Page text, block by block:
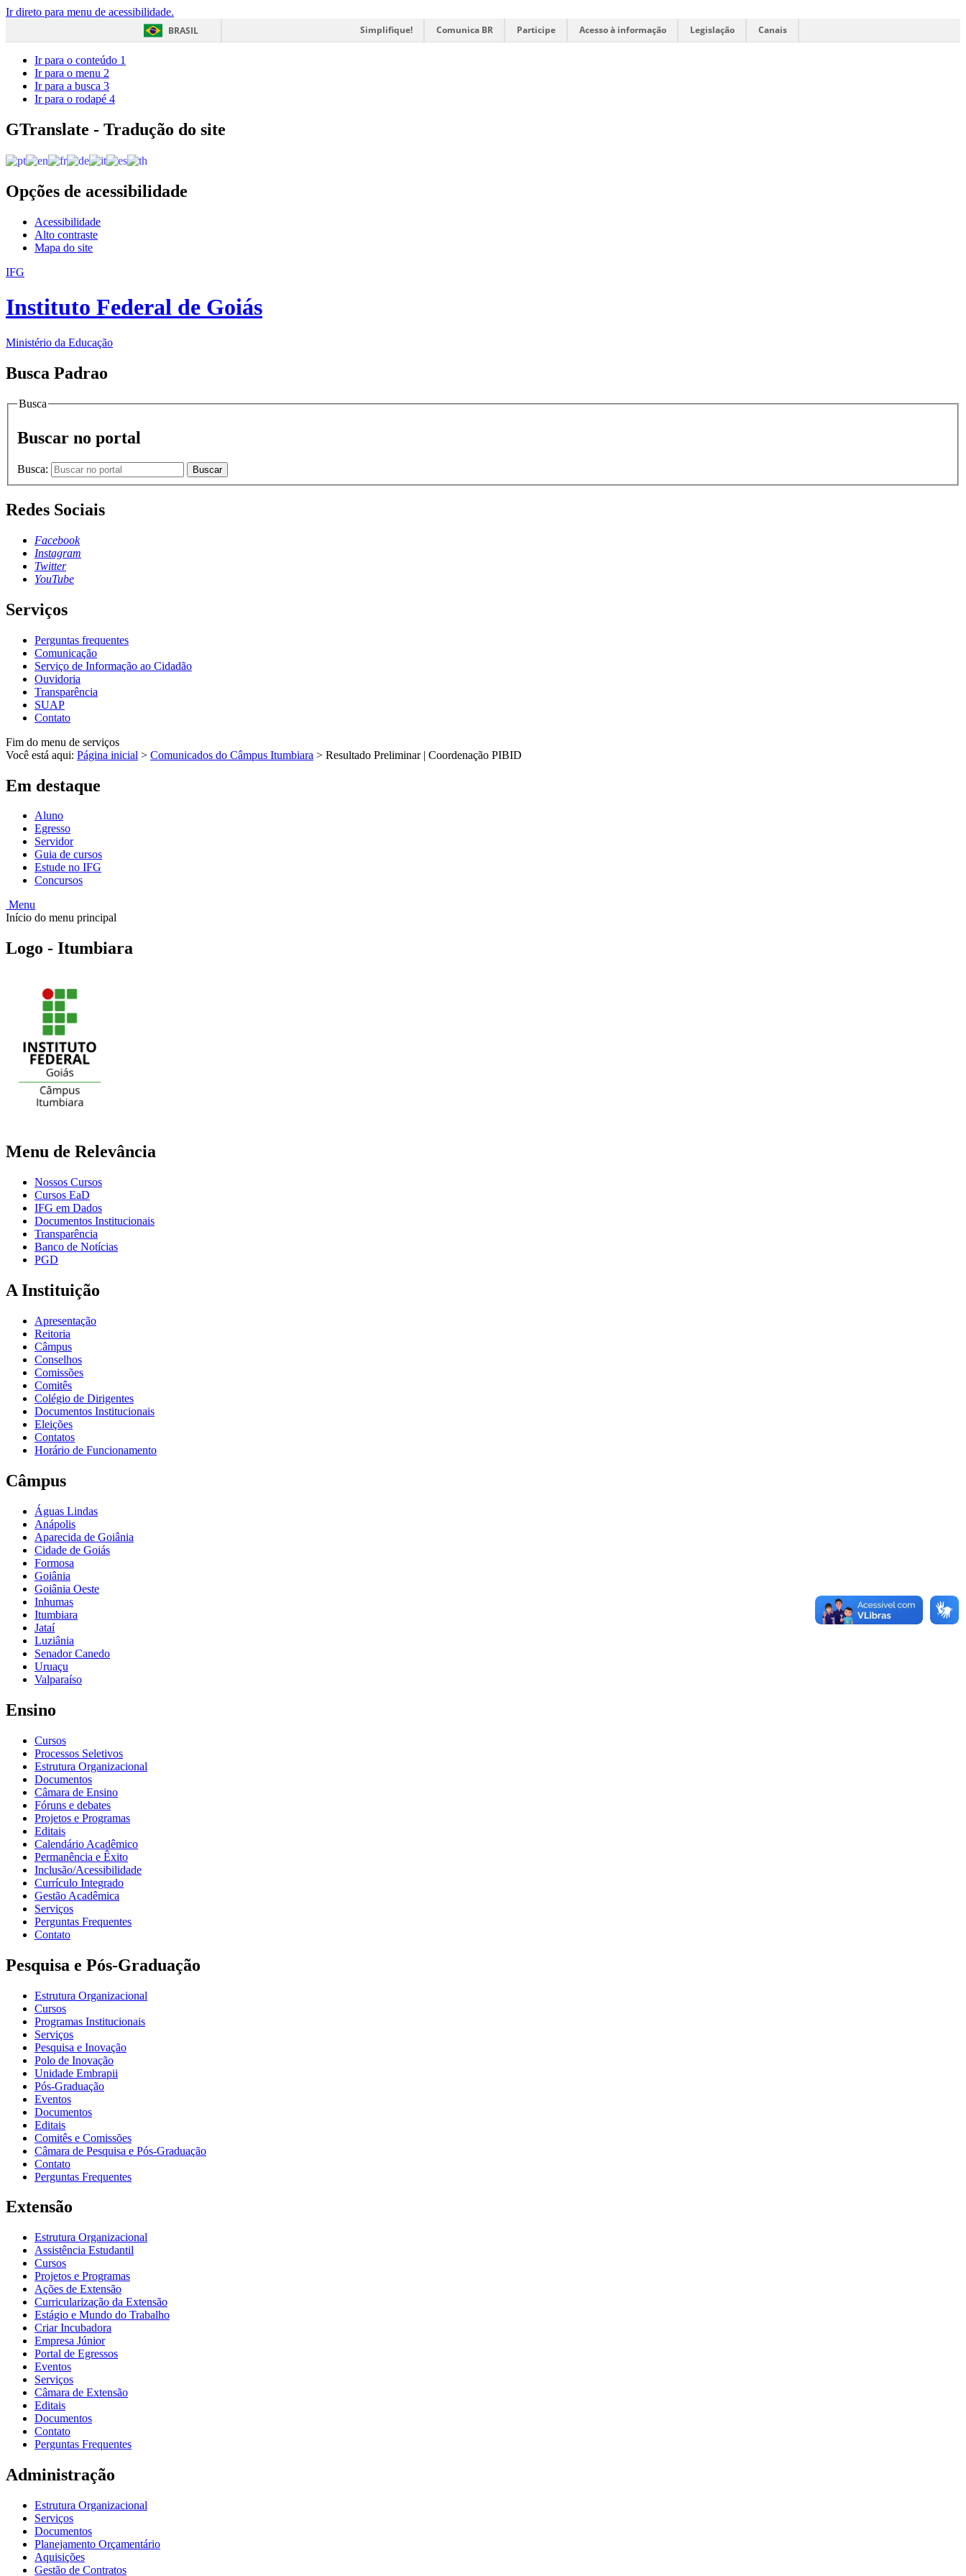
Ir direto para menu de acessibilidade.
BRASIL
Simplifique! Comunica BR Participe Acesso à informação Legislação Canais
Ir para o conteúdo 1
Ir para o menu 2
Ir para a busca 3
Ir para o rodapé 4
GTranslate - Tradução do site
Opções de acessibilidade
Acessibilidade
Alto contraste
Mapa do site
IFG
Instituto Federal de Goiás
Ministério da Educação
Busca Padrao
Busca
Buscar no portal
Busca: Buscar
Redes Sociais
Facebook
Instagram
Twitter
YouTube
Serviços
Perguntas frequentes
Comunicação
Serviço de Informação ao Cidadão
Ouvidoria
Transparência
SUAP
Contato
Fim do menu de serviços
Você está aqui: Página inicial > Comunicados do Câmpus Itumbiara > Resultado Preliminar | Coordenação PIBID
Em destaque
Aluno
Egresso
Servidor
Guia de cursos
Estude no IFG
Concursos
Menu
Início do menu principal
Logo - Itumbiara
Menu de Relevância
Nossos Cursos
Cursos EaD
IFG em Dados
Documentos Institucionais
Transparência
Banco de Notícias
PGD
A Instituição
Apresentação
Reitoria
Câmpus
Conselhos
Comissões
Comitês
Colégio de Dirigentes
Documentos Institucionais
Eleições
Contatos
Horário de Funcionamento
Câmpus
Águas Lindas
Anápolis
Aparecida de Goiânia
Cidade de Goiás
Formosa
Goiânia
Goiânia Oeste
Inhumas
Itumbiara
Jataí
Luziânia
Senador Canedo
Uruaçu
Valparaíso
Ensino
Cursos
Processos Seletivos
Estrutura Organizacional
Documentos
Câmara de Ensino
Fóruns e debates
Projetos e Programas
Editais
Calendário Acadêmico
Permanência e Êxito
Inclusão/Acessibilidade
Currículo Integrado
Gestão Acadêmica
Serviços
Perguntas Frequentes
Contato
Pesquisa e Pós-Graduação
Estrutura Organizacional
Cursos
Programas Institucionais
Serviços
Pesquisa e Inovação
Polo de Inovação
Unidade Embrapii
Pós-Graduação
Eventos
Documentos
Editais
Comitês e Comissões
Câmara de Pesquisa e Pós-Graduação
Contato
Perguntas Frequentes
Extensão
Estrutura Organizacional
Assistência Estudantil
Cursos
Projetos e Programas
Ações de Extensão
Curricularização da Extensão
Estágio e Mundo do Trabalho
Criar Incubadora
Empresa Júnior
Portal de Egressos
Eventos
Serviços
Câmara de Extensão
Editais
Documentos
Contato
Perguntas Frequentes
Administração
Estrutura Organizacional
Serviços
Documentos
Planejamento Orçamentário
Aquisições
Gestão de Contratos